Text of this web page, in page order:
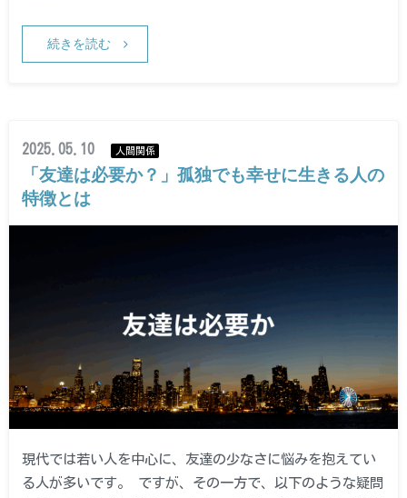
続きを読む
2025.05.10 人間関係
「友達は必要か？」孤独でも幸せに生きる人の
特徴とは
現代では若い人を中心に、友達の少なさに悩みを抱えてい
る人が多いです。 ですが、その一方で、以下のような疑問